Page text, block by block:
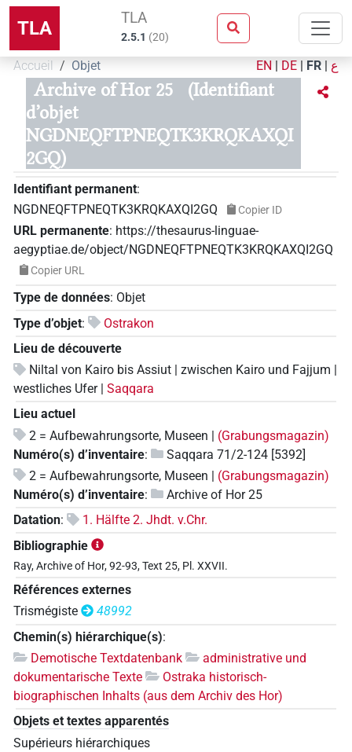
TLA TLA
2.5.1 (20)
Accueil Objet EN | DE | FR | ع
Archive of Hor 25
(Identifiant
d’objet
NGDNEQFTPNEQTK3KRQKAXQI
2GQ)
Identifiant permanent:
NGDNEQFTPNEQTK3KRQKAXQI2GQ
Copier ID
URL permanente: https://thesaurus-linguae-
aegyptiae.de/object/NGDNEQFTPNEQTK3KRQKAXQI2GQ
Copier URL
Type de données: Objet
Type d’objet:
Ostrakon
Lieu de découverte
Niltal von Kairo bis Assiut | zwischen Kairo und Fajjum |
westliches Ufer | Saqqara
Lieu actuel
2 = Aufbewahrungsorte, Museen | (Grabungsmagazin)
Numéro(s) d’inventaire:
Saqqara 71/2-124 [5392]
2 = Aufbewahrungsorte, Museen | (Grabungsmagazin)
Numéro(s) d’inventaire:
Archive of Hor 25
Datation:
1. Hälfte 2. Jhdt. v.Chr.
Bibliographie
Ray, Archive of Hor, 92-93, Text 25, Pl. XXVII.
Références externes
Trismégiste
48992
Chemin(s) hiérarchique(s):
Demotische Textdatenbank
administrative und
dokumentarische Texte
Ostraka historisch-
biographischen Inhalts (aus dem Archiv des Hor)
Objets et textes apparentés
Supérieurs hiérarchiques